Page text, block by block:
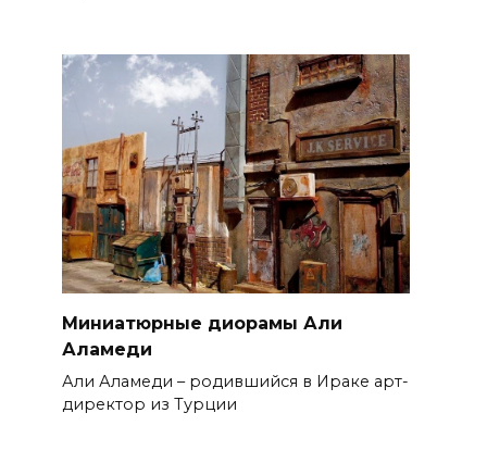
Миниатюрные диорамы Али
Аламеди
Али Аламеди – родившийся в Ираке арт-
директор из Турции